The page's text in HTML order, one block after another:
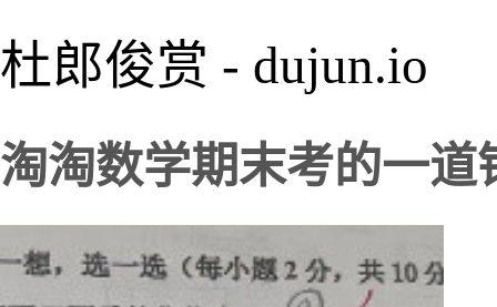
杜郎俊赏 - dujun.io
淘淘数学期末考的一道